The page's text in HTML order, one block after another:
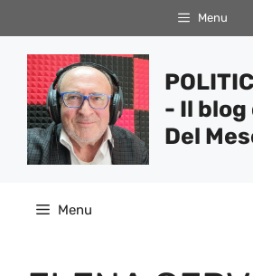
al
contenuto
Menu
- Il blog
Del
Menu